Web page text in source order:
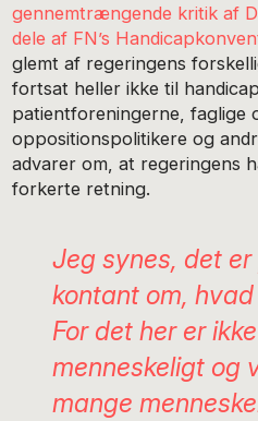
gennemtrængende kritik af
dele af FN’s
glemt af regeringens
fortsat heller ikke til
patientforeningerne, faglige
oppositionspolitikere og
advarer om, at regeringens
forkerte retning.
Jeg synes, det
kontant om,
For det her er
menneskeligt og
mange